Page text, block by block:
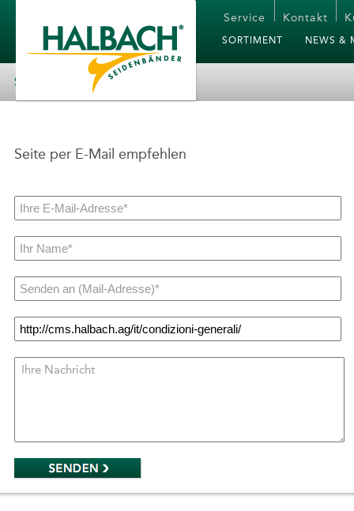
Service Kontakt
SORTIMENT NEWS &
SEITE EMPFEHLEN
Seite per E-Mail empfehlen